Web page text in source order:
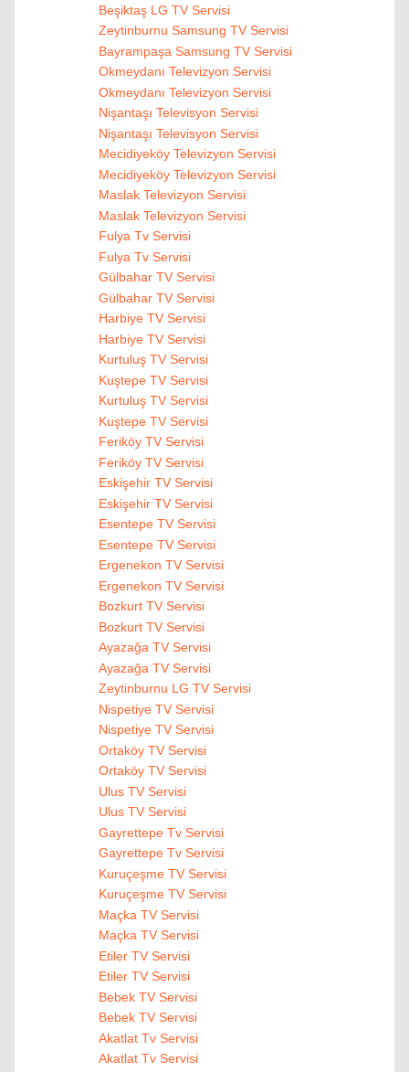
Beşiktaş LG TV Servisi
Zeytinburnu Samsung TV Servisi
Bayrampaşa Samsung TV Servisi
Okmeydanı Televizyon Servisi
Okmeydanı Televizyon Servisi
Nişantaşı Televisyon Servisi
Nişantaşı Televisyon Servisi
Mecidiyeköy Televizyon Servisi
Mecidiyeköy Televizyon Servisi
Maslak Televizyon Servisi
Maslak Televizyon Servisi
Fulya Tv Servisi
Fulya Tv Servisi
Gülbahar TV Servisi
Gülbahar TV Servisi
Harbiye TV Servisi
Harbiye TV Servisi
Kurtuluş TV Servisi
Kuştepe TV Servisi
Kurtuluş TV Servisi
Kuştepe TV Servisi
Feriköy TV Servisi
Feriköy TV Servisi
Eskişehir TV Servisi
Eskişehir TV Servisi
Esentepe TV Servisi
Esentepe TV Servisi
Ergenekon TV Servisi
Ergenekon TV Servisi
Bozkurt TV Servisi
Bozkurt TV Servisi
Ayazağa TV Servisi
Ayazağa TV Servisi
Zeytinburnu LG TV Servisi
Nispetiye TV Servisi
Nispetiye TV Servisi
Ortaköy TV Servisi
Ortaköy TV Servisi
Ulus TV Servisi
Ulus TV Servisi
Gayrettepe Tv Servisi
Gayrettepe Tv Servisi
Kuruçeşme TV Servisi
Kuruçeşme TV Servisi
Maçka TV Servisi
Maçka TV Servisi
Etiler TV Servisi
Etiler TV Servisi
Bebek TV Servisi
Bebek TV Servisi
Akatlat Tv Servisi
Akatlat Tv Servisi